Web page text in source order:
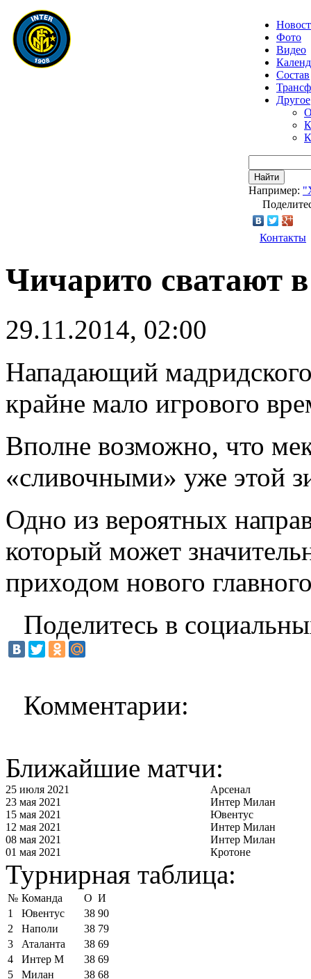
Фото
Видео
Состав
Другое
Найти
Например:
Контакты
Чичарито сватают
29.11.2014, 02:00
Нападающий
крайне мало игрового
Вполне возможно, что
«сливочными» уже этой
Одно из вероятных
который может
приходом нового
Поделитесь в
Комментарии:
Ближайшие матчи:
25 июля 2021
Арсенал
23 мая 2021
Интер Милан
15 мая 2021
Ювентус
12 мая 2021
Интер Милан
08 мая 2021
Интер Милан
01 мая 2021
Кротоне
Турнирная таблица:
№ Команда О И
1
Ювентус 38 90
2
Наполи 38 79
3
Аталанта 38 69
4
Интер М 38 69
5
Милан 38 68